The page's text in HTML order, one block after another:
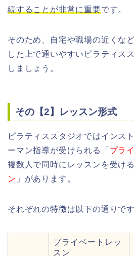
続することが非常に重要です。
そのため、自宅や職場の近くな
した上で通いやすいピラティス
しましょう。
その【2】レッスン形式
ピラティススタジオではインス
ーマン指導が受けられる「 プラ
複数人で同時にレッスンを受ける
ン 」があります。
それぞれの特徴は以下の通りです
プライベートレッ
スン